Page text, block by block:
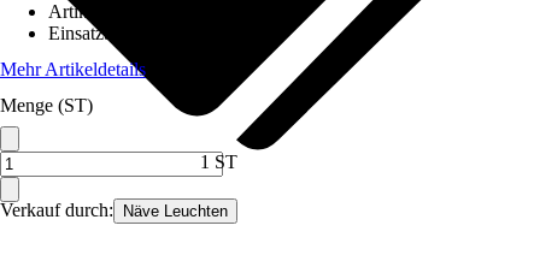
Verkauf durch: Näve Leuchten
Artikeltyp
Einsatzbereich
Mehr Artikeldetails
Menge (ST)
1 ST